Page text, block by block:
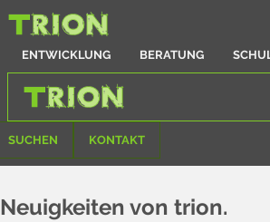
ENTWICKLUNG BERATUNG
SUCHEN KONTAKT
Neuigkeiten von trion.